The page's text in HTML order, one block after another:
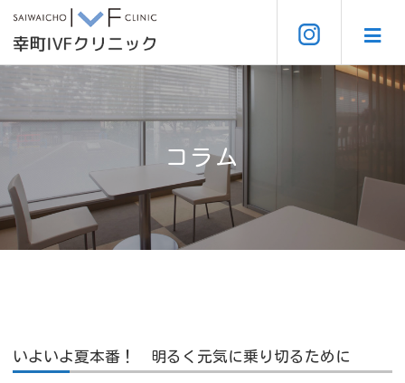
コラム
いよいよ夏本番！ 明るく元気に乗り切るために